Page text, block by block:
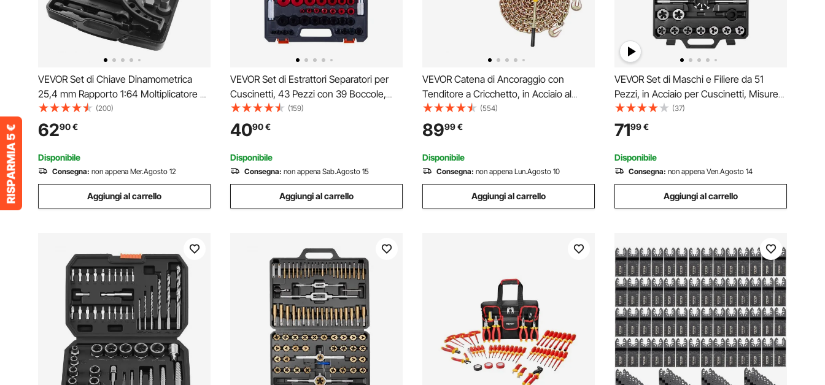
VEVOR Set di Chiave Dinamometrica
25,4 mm Rapporto 1:64 Moltiplicatore di
Forza con 8 Bussole, Set Moltiplicatore
di Forza Svita Bulloni per la Rimozione
dei Dadi per Riparazione Auto Officina
Garage
(200)
6290€
Disponibile
Consegna: non appena Mer.Agosto 12
Aggiungi al carrello
VEVOR Set di Estrattori Separatori per
Cuscinetti, 43 Pezzi con 39 Boccole,
Albero di Impugnatura, Kit di Utensili per
Guida Boccole per Installazione e
Rimozione per Impieghi Gravosi con
Custodia
(159)
4090€
Disponibile
Consegna: non appena Sab.Agosto 15
Aggiungi al carrello
VEVOR Catena di Ancoraggio con
Tenditore a Cricchetto, in Acciaio al
Manganese G80, Carico di Lavoro di
3600 kg del Legatore a Cricchetto, 2 Set
di Catene e Leganti per il Trasporto, il
Disboscamento
(554)
8999€
Disponibile
Consegna: non appena Lun.Agosto 10
Aggiungi al carrello
VEVOR Set di Maschi e Filiere da 51
Pezzi, in Acciaio per Cuscinetti, Misure
Metriche da M6 a M24, Kit Attrezzature
con Maschi e Filiere Chiave Inglese
Custodia e Accessori Completi, per
Filettatura
(37)
7199€
Disponibile
Consegna: non appena Ven.Agosto 14
Aggiungi al carrello